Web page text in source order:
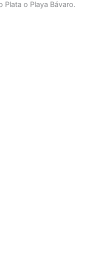
Plata o Playa Bávaro.